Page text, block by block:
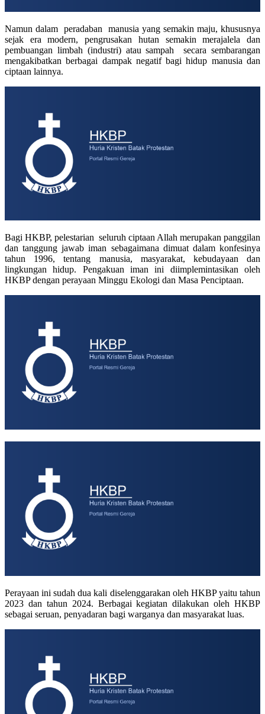
Namun dalam peradaban manusia yang semakin maju, khususnya
sejak era modern, pengrusakan hutan semakin merajalela dan
pembuangan limbah (industri) atau sampah secara sembarangan
mengakibatkan berbagai dampak negatif bagi hidup manusia dan
ciptaan lainnya.
Bagi HKBP, pelestarian seluruh ciptaan Allah merupakan panggilan
dan tanggung jawab iman sebagaimana dimuat dalam konfesinya
tahun 1996, tentang manusia, masyarakat, kebudayaan dan
lingkungan hidup. Pengakuan iman ini diimplemintasikan oleh
HKBP dengan perayaan Minggu Ekologi dan Masa Penciptaan.
Perayaan ini sudah dua kali diselenggarakan oleh HKBP yaitu tahun
2023 dan tahun 2024. Berbagai kegiatan dilakukan oleh HKBP
sebagai seruan, penyadaran bagi warganya dan masyarakat luas.